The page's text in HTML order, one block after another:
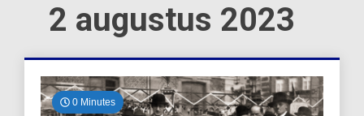
2 augustus 2023
0 Minutes